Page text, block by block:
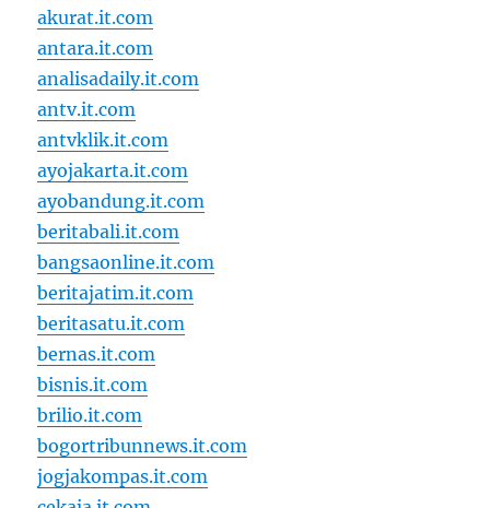
akurat.it.com
antara.it.com
analisadaily.it.com
antv.it.com
antvklik.it.com
ayojakarta.it.com
ayobandung.it.com
beritabali.it.com
bangsaonline.it.com
beritajatim.it.com
beritasatu.it.com
bernas.it.com
bisnis.it.com
brilio.it.com
bogortribunnews.it.com
jogjakompas.it.com